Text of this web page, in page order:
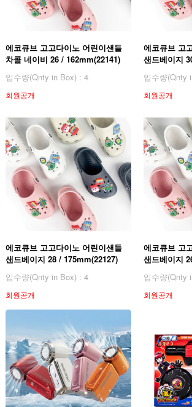
에코큐브 고고다이노 어린이샌들
차콜 네이비 26 / 162mm(22141)
입수량(Qnty in Box) : 4
회원공개
에코큐브 고
샌드베이지
입수량(Qnty
회원공개
에코큐브 고고다이노 어린이샌들
샌드베이지 28 / 175mm(22127)
입수량(Qnty in Box) : 4
회원공개
에코큐브 고
샌드베이지
입수량(Qnty
회원공개